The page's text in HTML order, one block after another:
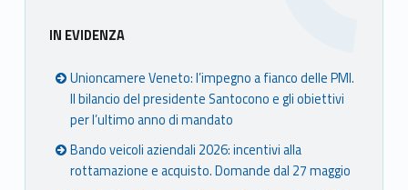
Sidebar
IN EVIDENZA
Unioncamere Veneto: l’impegno a fianco delle PMI.
Il bilancio del presidente Santocono e gli obiettivi
per l’ultimo anno di mandato
Bando veicoli aziendali 2026: incentivi alla
rottamazione e acquisto. Domande dal 27 maggio